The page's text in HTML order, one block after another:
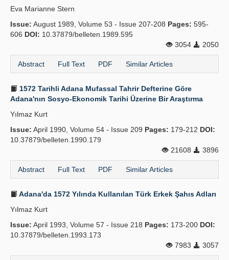
Eva Marianne Stern
Issue: August 1989, Volume 53 - Issue 207-208 Pages: 595-
606 DOI: 10.37879/belleten.1989.595
3054
2050
Abstract Full Text PDF Similar Articles
1572 Tarihli Adana Mufassal Tahrir Defterine Göre
Adana'nın Sosyo-Ekonomik Tarihi Üzerine Bir Araştırma
Yılmaz Kurt
Issue: April 1990, Volume 54 - Issue 209 Pages: 179-212 DOI:
10.37879/belleten.1990.179
21608
3896
Abstract Full Text PDF Similar Articles
Adana'da 1572 Yılında Kullanılan Türk Erkek Şahıs Adları
Yılmaz Kurt
Issue: April 1993, Volume 57 - Issue 218 Pages: 173-200 DOI:
10.37879/belleten.1993.173
7983
3057